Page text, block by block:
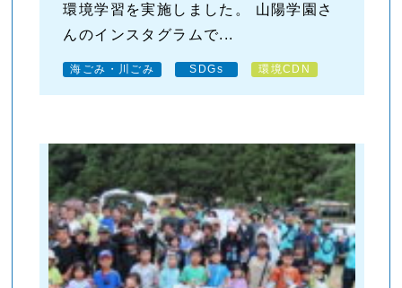
環境学習を実施しました。 山陽学園さ
んのインスタグラムで...
海ごみ・川ごみ SDGs 環境CDN